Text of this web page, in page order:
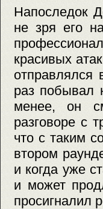
Напоследок
не зря его
красивых
отправлялся
раз побывал
менее, он
разговоре с
что с таким
втором
и когда уже
и может
просигналил